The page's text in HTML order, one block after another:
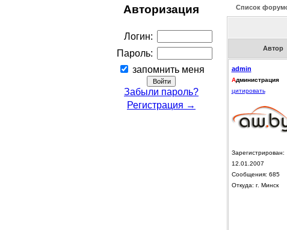
Авторизация
Логин:
Пароль:
запомнить меня
Забыли пароль?
Регистрация →
Список
Автор
admin
Администрация
цитировать
Зарегистрирован:
12.01.2007
Сообщения: 685
Откуда: г. Минск